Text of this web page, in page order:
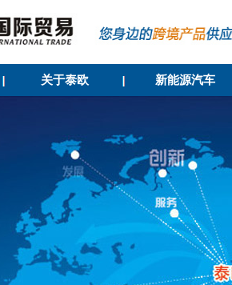
关于泰欧 新能源汽车